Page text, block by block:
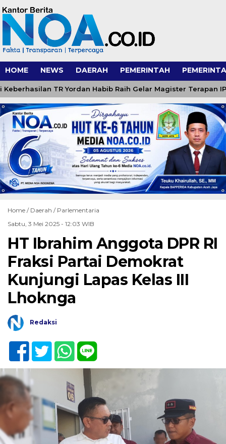
HOME NEWS DAERAH PEMERINTAH
TR Yordan Habib Raih Gelar Magister Terapan IPDN
Home / Daerah / Parlementaria
Sabtu, 3 Mei 2025 - 12:03 WIB
HT Ibrahim Anggota DPR RI
Fraksi Partai Demokrat
Kunjungi Lapas Kelas III
Lhoknga
Redaksi